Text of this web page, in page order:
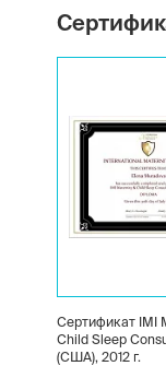
Сертификат IMI
Child Sleep
(США), 2012 г.